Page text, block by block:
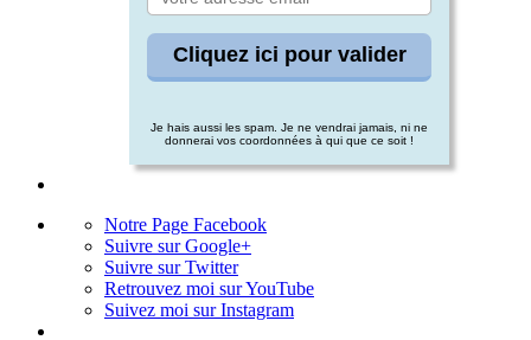
Je hais aussi les spam. Je ne vendrai jamais, ni ne
donnerai vos coordonnées à qui que ce soit !
Notre Page Facebook
Suivre sur Google+
Suivre sur Twitter
Retrouvez moi sur YouTube
Suivez moi sur Instagram